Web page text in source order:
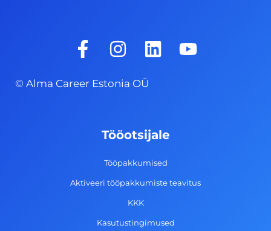
F
a
e
-
I
n
s
t
g
a
m
L
i
d
n
Y
o
© Alma Career Estonia OÜ
Tööotsijale
Tööpakkumised
Aktiveeri tööpakkumiste teavitus
KKK
Kasutustingimused